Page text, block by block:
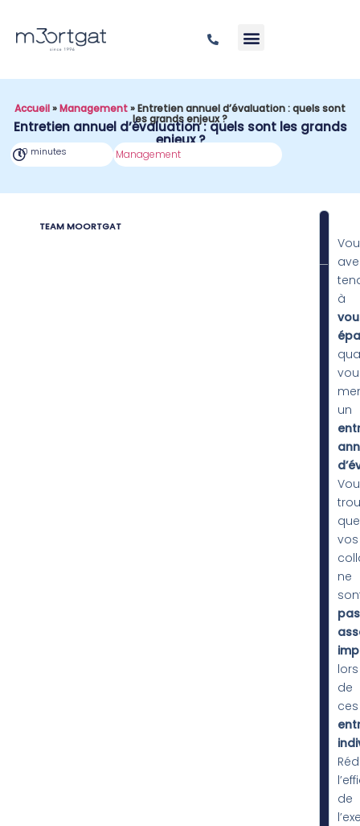
Accueil»Management»Entretien annuel d’évaluation : quels sont
les grands enjeux ?
Entretien annuel d’évaluation : quels sont les grands
enjeux ?
10 minutes Management
TEAM MOORTGAT
à
un
que
vos
ne
pas
lors
de
ces
de